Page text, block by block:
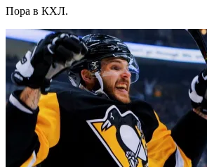
Пора в КХЛ.